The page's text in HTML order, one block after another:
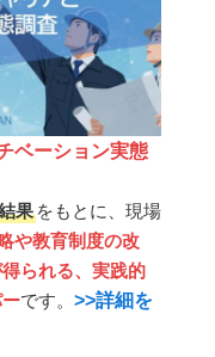
ベーション実態
果をもとに、現場
や教育制度の改
られる、実践的
です。 >>詳細を